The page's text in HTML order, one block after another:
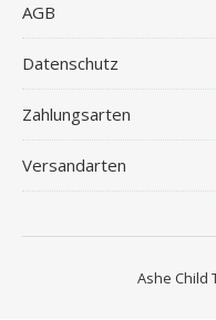
AGB
Datenschutz
Zahlungsarten
Versandarten
Ashe Child